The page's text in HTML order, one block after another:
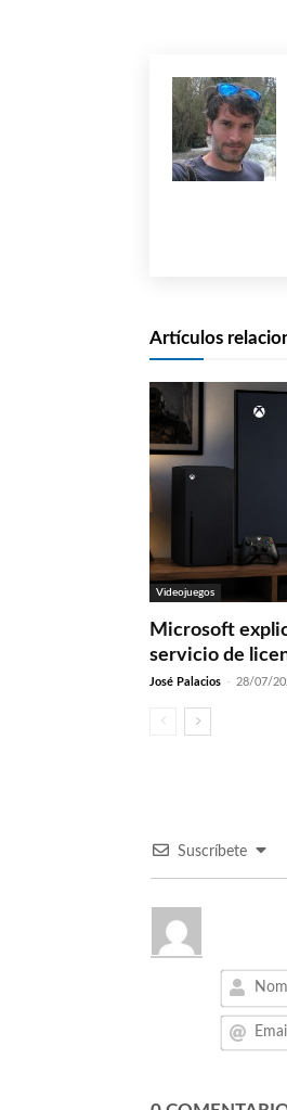
Artículos
Videojuegos
Microsoft
servicio de
José Palacios - 28/07/
Suscríbete